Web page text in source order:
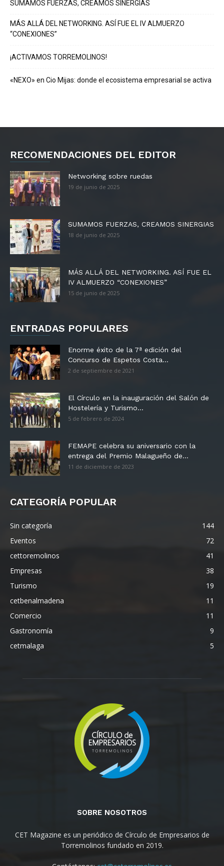
SUMAMOS FUERZAS, CREAMOS SINERGIAS
MÁS ALLÁ DEL NETWORKING. ASÍ FUE EL IV ALMUERZO
“CONEXIONES”
¡ACTIVAMOS TORREMOLINOS!
«NEXO» en Cio Mijas: donde el ecosistema empresarial se activa
RECOMENDACIONES DEL EDITOR
Networking sobre ruedas
19 de junio de 2025
SUMAMOS FUERZAS, CREAMOS SINERGIAS
18 de junio de 2025
MÁS ALLÁ DEL NETWORKING. ASÍ FUE EL
IV ALMUERZO “CONEXIONES”
15 de junio de 2025
ENTRADAS POPULARES
Enorme éxito de la 7ª edición del
Concurso de Espetos Costa...
2 de septiembre de 2021
El Círculo en la inauguración del Salón de
Hostelería y Turismo...
5 de febrero de 2024
FEMAPE celebra su aniversario con la
entrega del Premio Malagueño de...
11 de diciembre de 2023
CATEGORÍA POPULAR
Sin categoría
144
Eventos
72
cettoremolinos
41
Empresas
38
Turismo
19
cetbenalmadena
11
Comercio
11
Gastronomía
9
cetmalaga
5
SOBRE NOSOTROS
CET Magazine es un periódico de Círculo de Empresarios de
Torremolinos fundado en 2019.